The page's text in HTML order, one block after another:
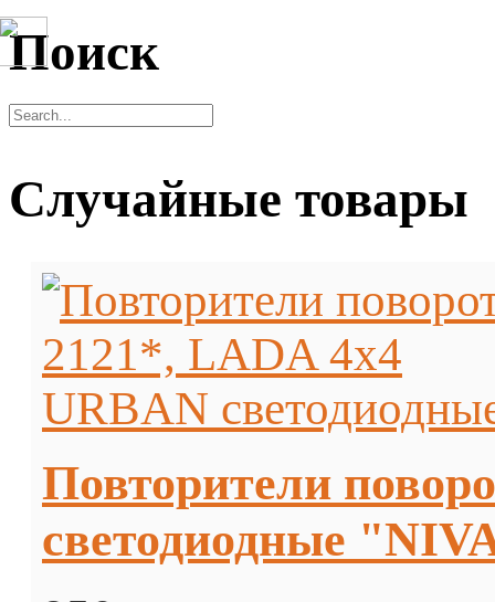
Поиск
Случайные товары
Повторители
светодиодные